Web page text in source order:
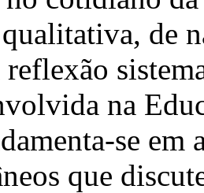
de
na
se em
que